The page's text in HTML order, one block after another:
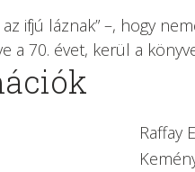
ifjú láznak” –, hogy
a 70. évet, kerül a
Raffay